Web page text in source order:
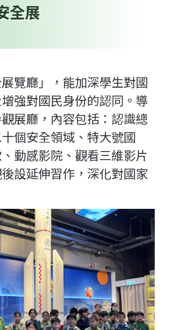
全展
覽廳」，能加深學生對國
強對國民身份的認同。導
展廳，內容包括：認識總
個安全領域、特大號國
動感影院、觀看三維影片
設延伸習作，深化對國家